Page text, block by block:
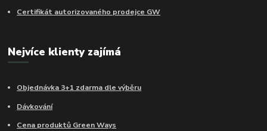
Certifikát autorizovaného prodejce GW
Nejvíce klienty zajímá
Objednávka 3+1 zdarma dle výběru
Dávkování
Cena produktů Green Ways